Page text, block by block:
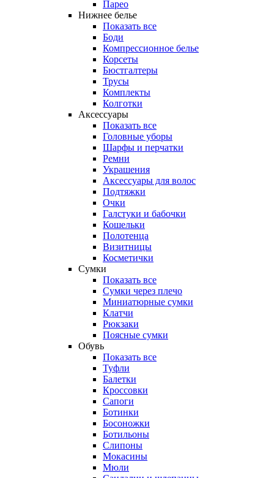
Парео
Нижнее белье
Показать все
Боди
Компрессионное белье
Корсеты
Бюстгалтеры
Трусы
Комплекты
Колготки
Аксессуары
Показать все
Головные уборы
Шарфы и перчатки
Ремни
Украшения
Аксессуары для волос
Подтяжки
Очки
Галстуки и бабочки
Кошельки
Полотенца
Визитницы
Косметички
Сумки
Показать все
Сумки через плечо
Миниатюрные cумки
Клатчи
Рюкзаки
Поясные сумки
Обувь
Показать все
Туфли
Балетки
Кроссовки
Сапоги
Ботинки
Босоножки
Ботильоны
Слипоны
Мокасины
Мюли